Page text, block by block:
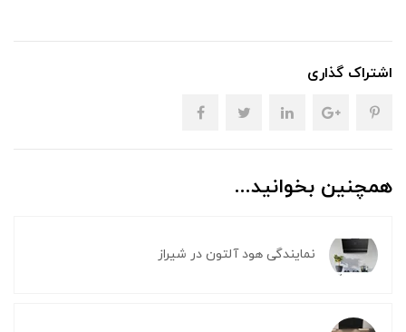
اشتراک گذاری
همچنین بخوانید...
نمایندگی هود آلتون در شیراز